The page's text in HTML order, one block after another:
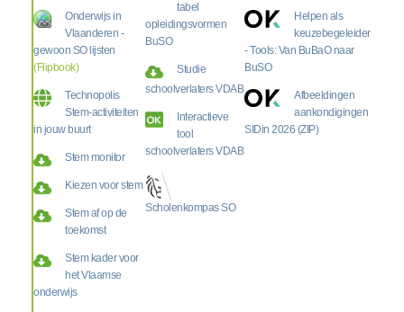
Onderwijs in
Vlaanderen -
gewoon SO lijsten
(Flipbook)
Technopolis
Stem-activiteiten
in jouw buurt
Stem monitor
Kiezen voor stem
Stem af op de
toekomst
Stem kader voor
het Vlaamse
onderwijs
tabel
opleidingsvormen
BuSO
Studie
schoolverlaters VDAB
Interactieve
tool
schoolverlaters VDAB
Scholenkompas SO
Helpen als
keuzebegeleider
- Tools: Van BuBaO naar
BuSO
Afbeeldingen
aankondigingen
SIDin 2026 (ZIP)